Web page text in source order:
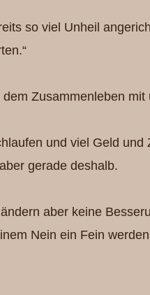
so viel Unheil
Zusammenleben
und viel Geld
gerade deshalb.
aber keine
Nein ein Fein